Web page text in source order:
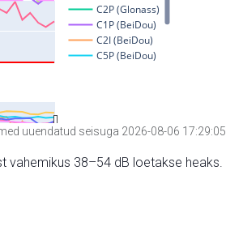
uuendatud seisuga 2026-08-06 17:29:05
vahemikus 38–54 dB loetakse heaks.